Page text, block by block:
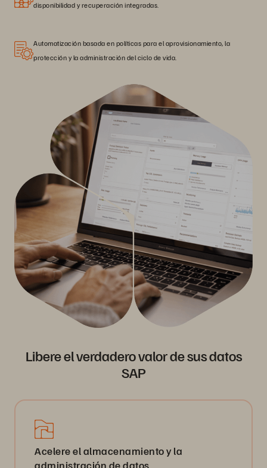
disponibilidad y recuperación integradas.
Automatización basada en políticas para el aprovisionamiento, la
protección y la administración del ciclo de vida.
Libere el verdadero valor de sus datos
SAP
Acelere el almacenamiento y la
administración de datos